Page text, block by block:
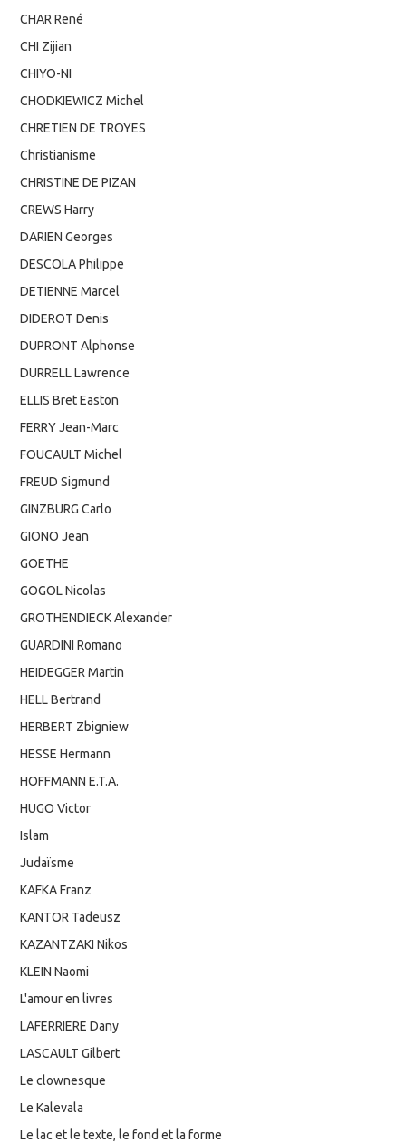
CHAR René
CHI Zijian
CHIYO-NI
CHODKIEWICZ Michel
CHRETIEN DE TROYES
Christianisme
CHRISTINE DE PIZAN
CREWS Harry
DARIEN Georges
DESCOLA Philippe
DETIENNE Marcel
DIDEROT Denis
DUPRONT Alphonse
DURRELL Lawrence
ELLIS Bret Easton
FERRY Jean-Marc
FOUCAULT Michel
FREUD Sigmund
GINZBURG Carlo
GIONO Jean
GOETHE
GOGOL Nicolas
GROTHENDIECK Alexander
GUARDINI Romano
HEIDEGGER Martin
HELL Bertrand
HERBERT Zbigniew
HESSE Hermann
HOFFMANN E.T.A.
HUGO Victor
Islam
Judaïsme
KAFKA Franz
KANTOR Tadeusz
KAZANTZAKI Nikos
KLEIN Naomi
L'amour en livres
LAFERRIERE Dany
LASCAULT Gilbert
Le clownesque
Le Kalevala
Le lac et le texte, le fond et la forme